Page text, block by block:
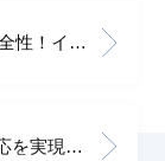
【生産性×省エネ×安全性！インバーター駆動化の実力とは】MARKⅢβ
【医薬品製造のDI対応を実現！監査証跡機能付き 全自動底部排出型遠心分離機 】MARKⅢβ